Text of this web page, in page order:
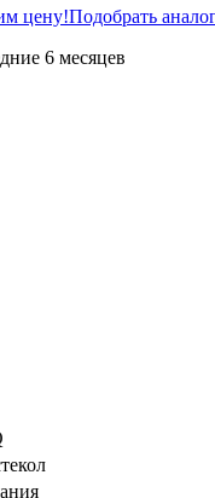
цену!Подобрать
6 месяцев